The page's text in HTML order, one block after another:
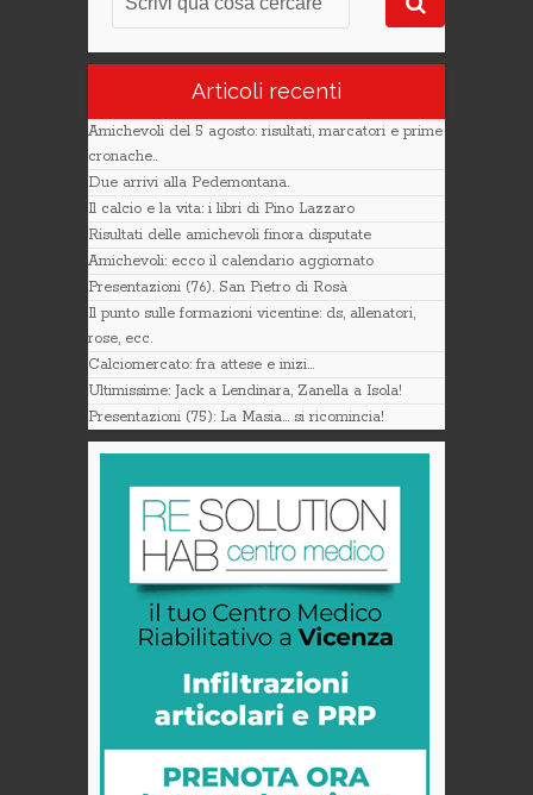
Articoli recenti
Amichevoli del 5 agosto: risultati, marcatori e prime
cronache..
Due arrivi alla Pedemontana.
Il calcio e la vita: i libri di Pino Lazzaro
Risultati delle amichevoli finora disputate
Amichevoli: ecco il calendario aggiornato
Presentazioni (76). San Pietro di Rosà
Il punto sulle formazioni vicentine: ds, allenatori,
rose, ecc.
Calciomercato: fra attese e inizi…
Ultimissime: Jack a Lendinara, Zanella a Isola!
Presentazioni (75): La Masia… si ricomincia!